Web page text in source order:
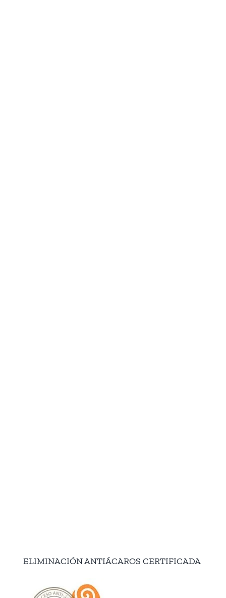
ELIMINACIÓN ANTIÁCAROS CERTIFICADA